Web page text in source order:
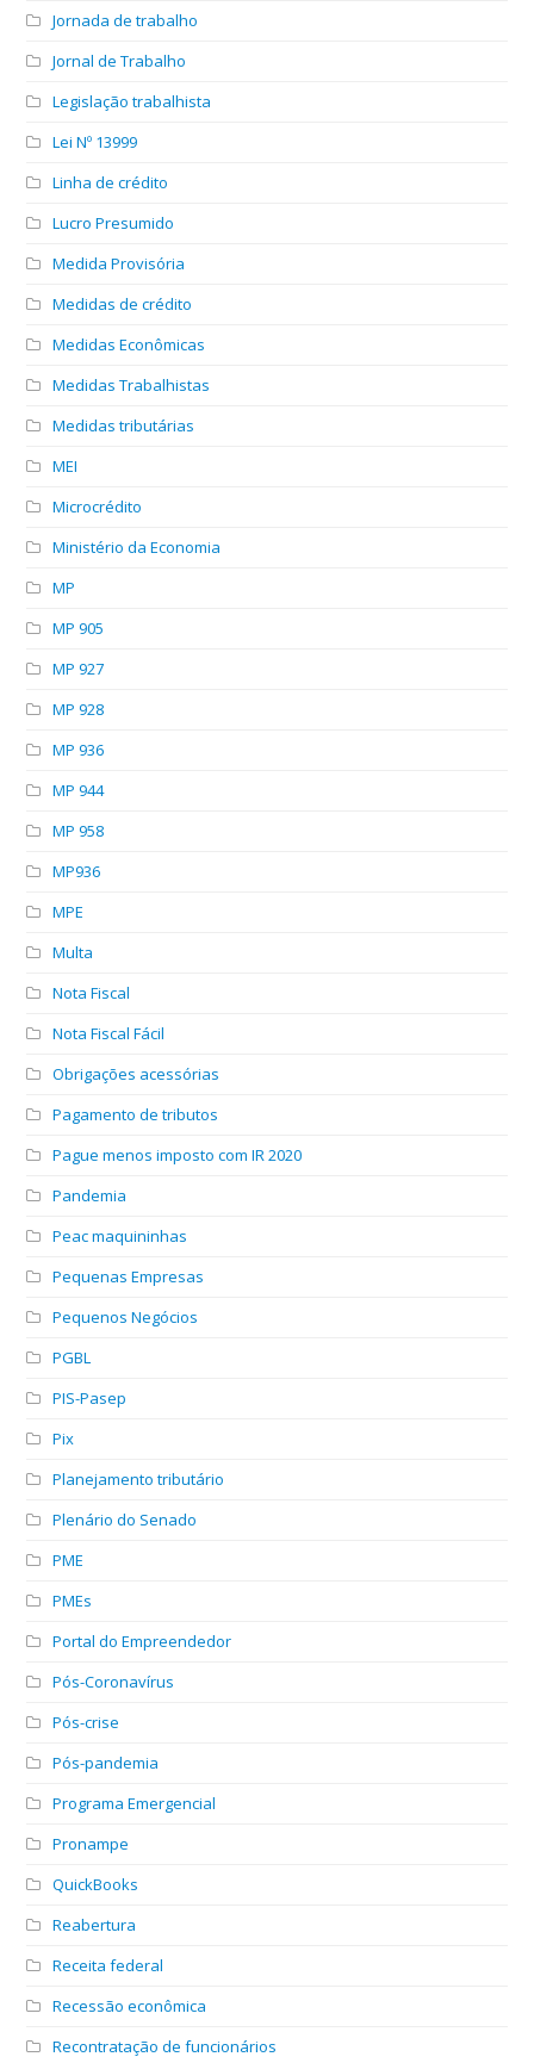
Jornada de trabalho
Jornal de Trabalho
Legislação trabalhista
Lei Nº 13999
Linha de crédito
Lucro Presumido
Medida Provisória
Medidas de crédito
Medidas Econômicas
Medidas Trabalhistas
Medidas tributárias
MEI
Microcrédito
Ministério da Economia
MP
MP 905
MP 927
MP 928
MP 936
MP 944
MP 958
MP936
MPE
Multa
Nota Fiscal
Nota Fiscal Fácil
Obrigações acessórias
Pagamento de tributos
Pague menos imposto com IR 2020
Pandemia
Peac maquininhas
Pequenas Empresas
Pequenos Negócios
PGBL
PIS-Pasep
Pix
Planejamento tributário
Plenário do Senado
PME
PMEs
Portal do Empreendedor
Pós-Coronavírus
Pós-crise
Pós-pandemia
Programa Emergencial
Pronampe
QuickBooks
Reabertura
Receita federal
Recessão econômica
Recontratação de funcionários